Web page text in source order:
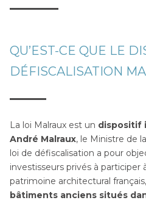
QU’EST-CE QUE LE
DÉFISCALISATION
La loi Malraux est un dispositif
André Malraux, le Ministre de
loi de défiscalisation a pour
investisseurs privés à participer
patrimoine architectural
bâtiments anciens situés